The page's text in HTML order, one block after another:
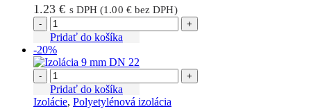
1.23€ s DPH (1.00 €bez DPH)
- +
Pridať do košíka
-20%
- +
Pridať do košíka
Izolácie, Polyetylénová izolácia